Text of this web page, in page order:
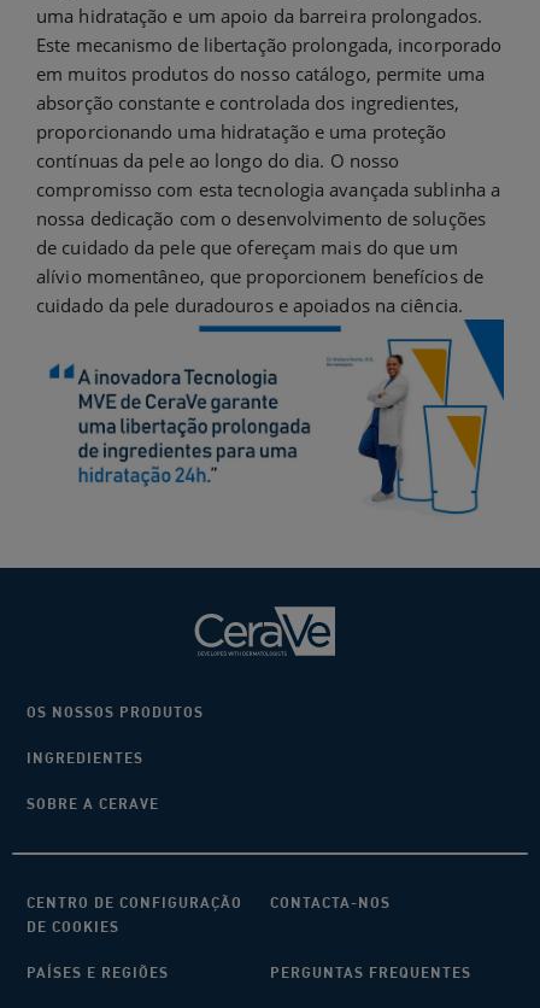
uma hidratação e um apoio da barreira prolongados.
Este mecanismo de libertação prolongada, incorporado
em muitos produtos do nosso catálogo, permite uma
absorção constante e controlada dos ingredientes,
proporcionando uma hidratação e uma proteção
contínuas da pele ao longo do dia. O nosso
compromisso com esta tecnologia avançada sublinha a
nossa dedicação com o desenvolvimento de soluções
de cuidado da pele que ofereçam mais do que um
alívio momentâneo, que proporcionem benefícios de
cuidado da pele duradouros e apoiados na ciência.
OS NOSSOS PRODUTOS
INGREDIENTES
SOBRE A CERAVE
CENTRO DE CONFIGURAÇÃO
DE COOKIES
CONTACTA-NOS
PAÍSES E REGIÕES PERGUNTAS FREQUENTES